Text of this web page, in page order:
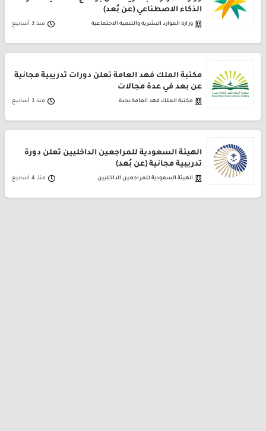
الذكاء الاصطناعي (عن بُعد)
وزارة الموارد البشرية والتنمية الاجتماعية منذ 3 أسابيع
مكتبة الملك فهد العامة تعلن دورات تدريبية مجانية
عن بعد في عدة مجالات
مكتبة الملك فهد العامة بجدة منذ 3 أسابيع
الهيئة السعودية للمراجعين الداخليين تعلن دورة
تدريبية مجانية (عن بُعد)
الهيئة السعودية للمراجعين الداخليين منذ 4 أسابيع